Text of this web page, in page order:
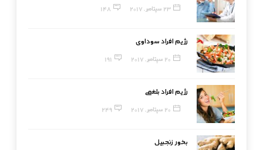
23 سپتامبر, 2017 148
رژیم افراد سوداوی
20 سپتامبر, 2017 191
رژیم افراد بلغمی
20 سپتامبر, 2017 249
بخور زنجبیل